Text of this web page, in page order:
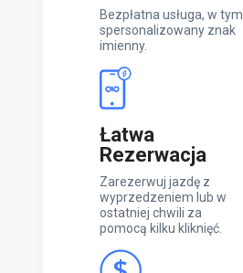
Bezpłatna usługa, w tym
spersonalizowany znak
imienny.
Łatwa
Rezerwacja
Zarezerwuj jazdę z
wyprzedzeniem lub w
ostatniej chwili za
pomocą kilku kliknięć.